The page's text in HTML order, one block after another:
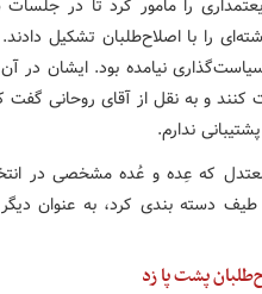
را مامور کرد تا در
را با اصلاح‌طلبان تشکیل
نیامده بود. ایشان در
کنند و به نقل از آقای روحانی
ندارم.
معتدل که عِده و عُده مشخصی در
طیف دسته بندی کرد، به عنوان
پشت پا زد